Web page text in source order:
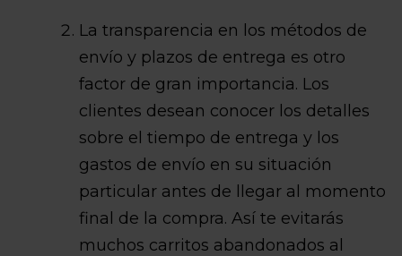
La transparencia en los métodos de
envío y plazos de entrega es otro
factor de gran importancia. Los
clientes desean conocer los detalles
sobre el tiempo de entrega y los
gastos de envío en su situación
particular antes de llegar al momento
final de la compra. Así te evitarás
muchos carritos abandonados al